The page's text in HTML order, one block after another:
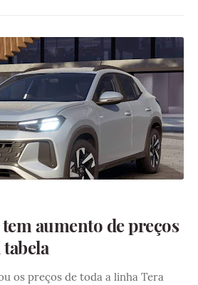
aumento de preços
os preços de toda a linha Tera